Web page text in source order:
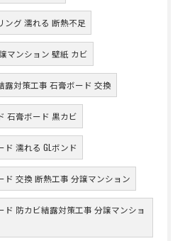
ング 濡れる 断熱不足
マンション 壁紙 カビ
露対策工事 石膏ボード 交換
石膏ボード 黒カビ
ド 濡れる GLボンド
ド 交換 断熱工事 分譲マンション
ド 防カビ結露対策工事 分譲マンショ